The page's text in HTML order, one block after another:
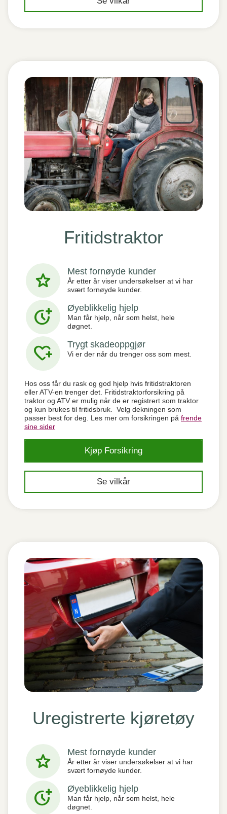
Fritidstraktor
star Mest fornøyde kunder
År etter år viser undersøkelser at vi har
svært fornøyde kunder.
more_time Øyeblikkelig hjelp
Man får hjelp, når som helst, hele
døgnet.
heart_plus Trygt skadeoppgjør
Vi er der når du trenger oss som mest.
Hos oss får du rask og god hjelp hvis fritidstraktoren
eller ATV-en trenger det. Fritidstraktorforsikring på
traktor og ATV er mulig når de er registrert som traktor
og kun brukes til fritidsbruk. Velg dekningen som
passer best for deg. Les mer om forsikringen på frende
sine sider
Kjøp Forsikring
Se vilkår
Uregistrerte kjøretøy
star Mest fornøyde kunder
År etter år viser undersøkelser at vi har
svært fornøyde kunder.
more_time Øyeblikkelig hjelp
Man får hjelp, når som helst, hele
døgnet.